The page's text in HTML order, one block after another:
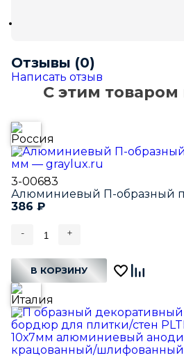
Отзывы (0)
Написать отзыв
С этим
3-00683
Алюминиевый П-образный
386 ₽
- +
В КОРЗИНУ